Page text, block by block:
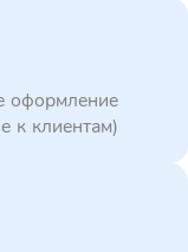
оформление
к клиентам)